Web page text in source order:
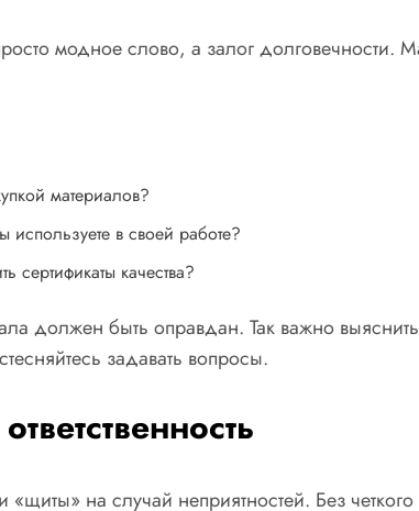
модное слово, а залог долговечности.
материалов?
используете в своей работе?
сертификаты качества?
должен быть оправдан. Так важно
задавать вопросы.
«щиты» на случай неприятностей. Без